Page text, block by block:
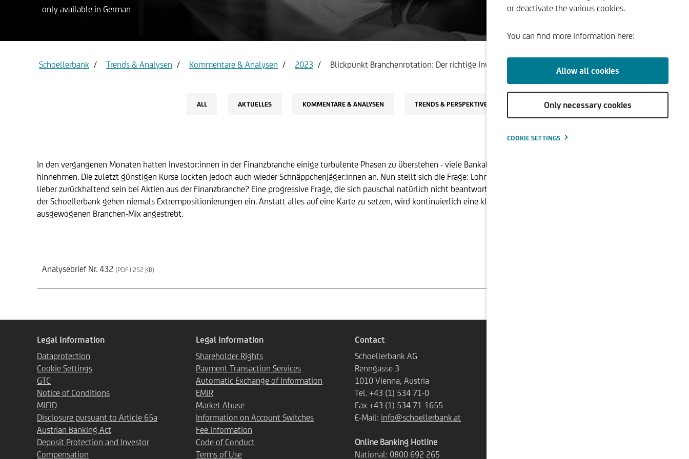
Report service Income statement
only available in German
Schoellerbank Trends & Analysen Kommentare & Analysen 2023 Blickpunkt Branchenrotation: Der richtige Investmentansatz macht den Unterschied - Schoellerbank
ALL AKTUELLES KOMMENTARE & ANALYSEN TRENDS & PERSPEKTIVEN
In den vergangenen Monaten hatten Investor:innen in der Finanzbranche einige turbulente Phasen zu überstehen - viele Bankaktien mussten teils kräftige Kursverluste
hinnehmen. Die zuletzt günstigen Kurse lockten jedoch auch wieder Schnäppchenjäger:innen an. Nun stellt sich die Frage: Lohnt sich ein Einstieg, oder soll man aktuell doch
lieber zurückhaltend sein bei Aktien aus der Finanzbranche? Eine progressive Frage, die sich pauschal natürlich nicht beantworten lässt. Vorneweg: Die Anlageexpert:innen
der Schoellerbank gehen niemals Extrempositionierungen ein. Anstatt alles auf eine Karte zu setzen, wird kontinuierlich eine kluge Asset-Allokation mit einem
ausgewogenen Branchen-Mix angestrebt.
Analysebrief Nr. 432 (PDF | 252 KB)
Legal Information
Dataprotection
Cookie Settings
GTC
Notice of Conditions
MIFID
Disclosure pursuant to Article 65a
Austrian Banking Act
Deposit Protection and Investor
Compensation
Legal Information
Shareholder Rights
Payment Transaction Services
Automatic Exchange of Information
EMIR
Market Abuse
Information on Account Switches
Fee Information
Code of Conduct
Terms of Use
Contact
Schoellerbank AG
Renngasse 3
1010 Vienna, Austria
Tel. +43 (1) 534 71-0
Fax +43 (1) 534 71-1655
E-Mail: info@schoellerbank.at
Online Banking Hotline
National: 0800 692 265
or deactivate the various cookies.
You can find more information here:
Allow all cookies
Only necessary cookies
COOKIE SETTINGS